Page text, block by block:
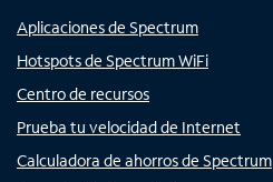
Aplicaciones de Spectrum
Hotspots de Spectrum WiFi
Centro de recursos
Prueba tu velocidad de Internet
Calculadora de ahorros de Spectrum